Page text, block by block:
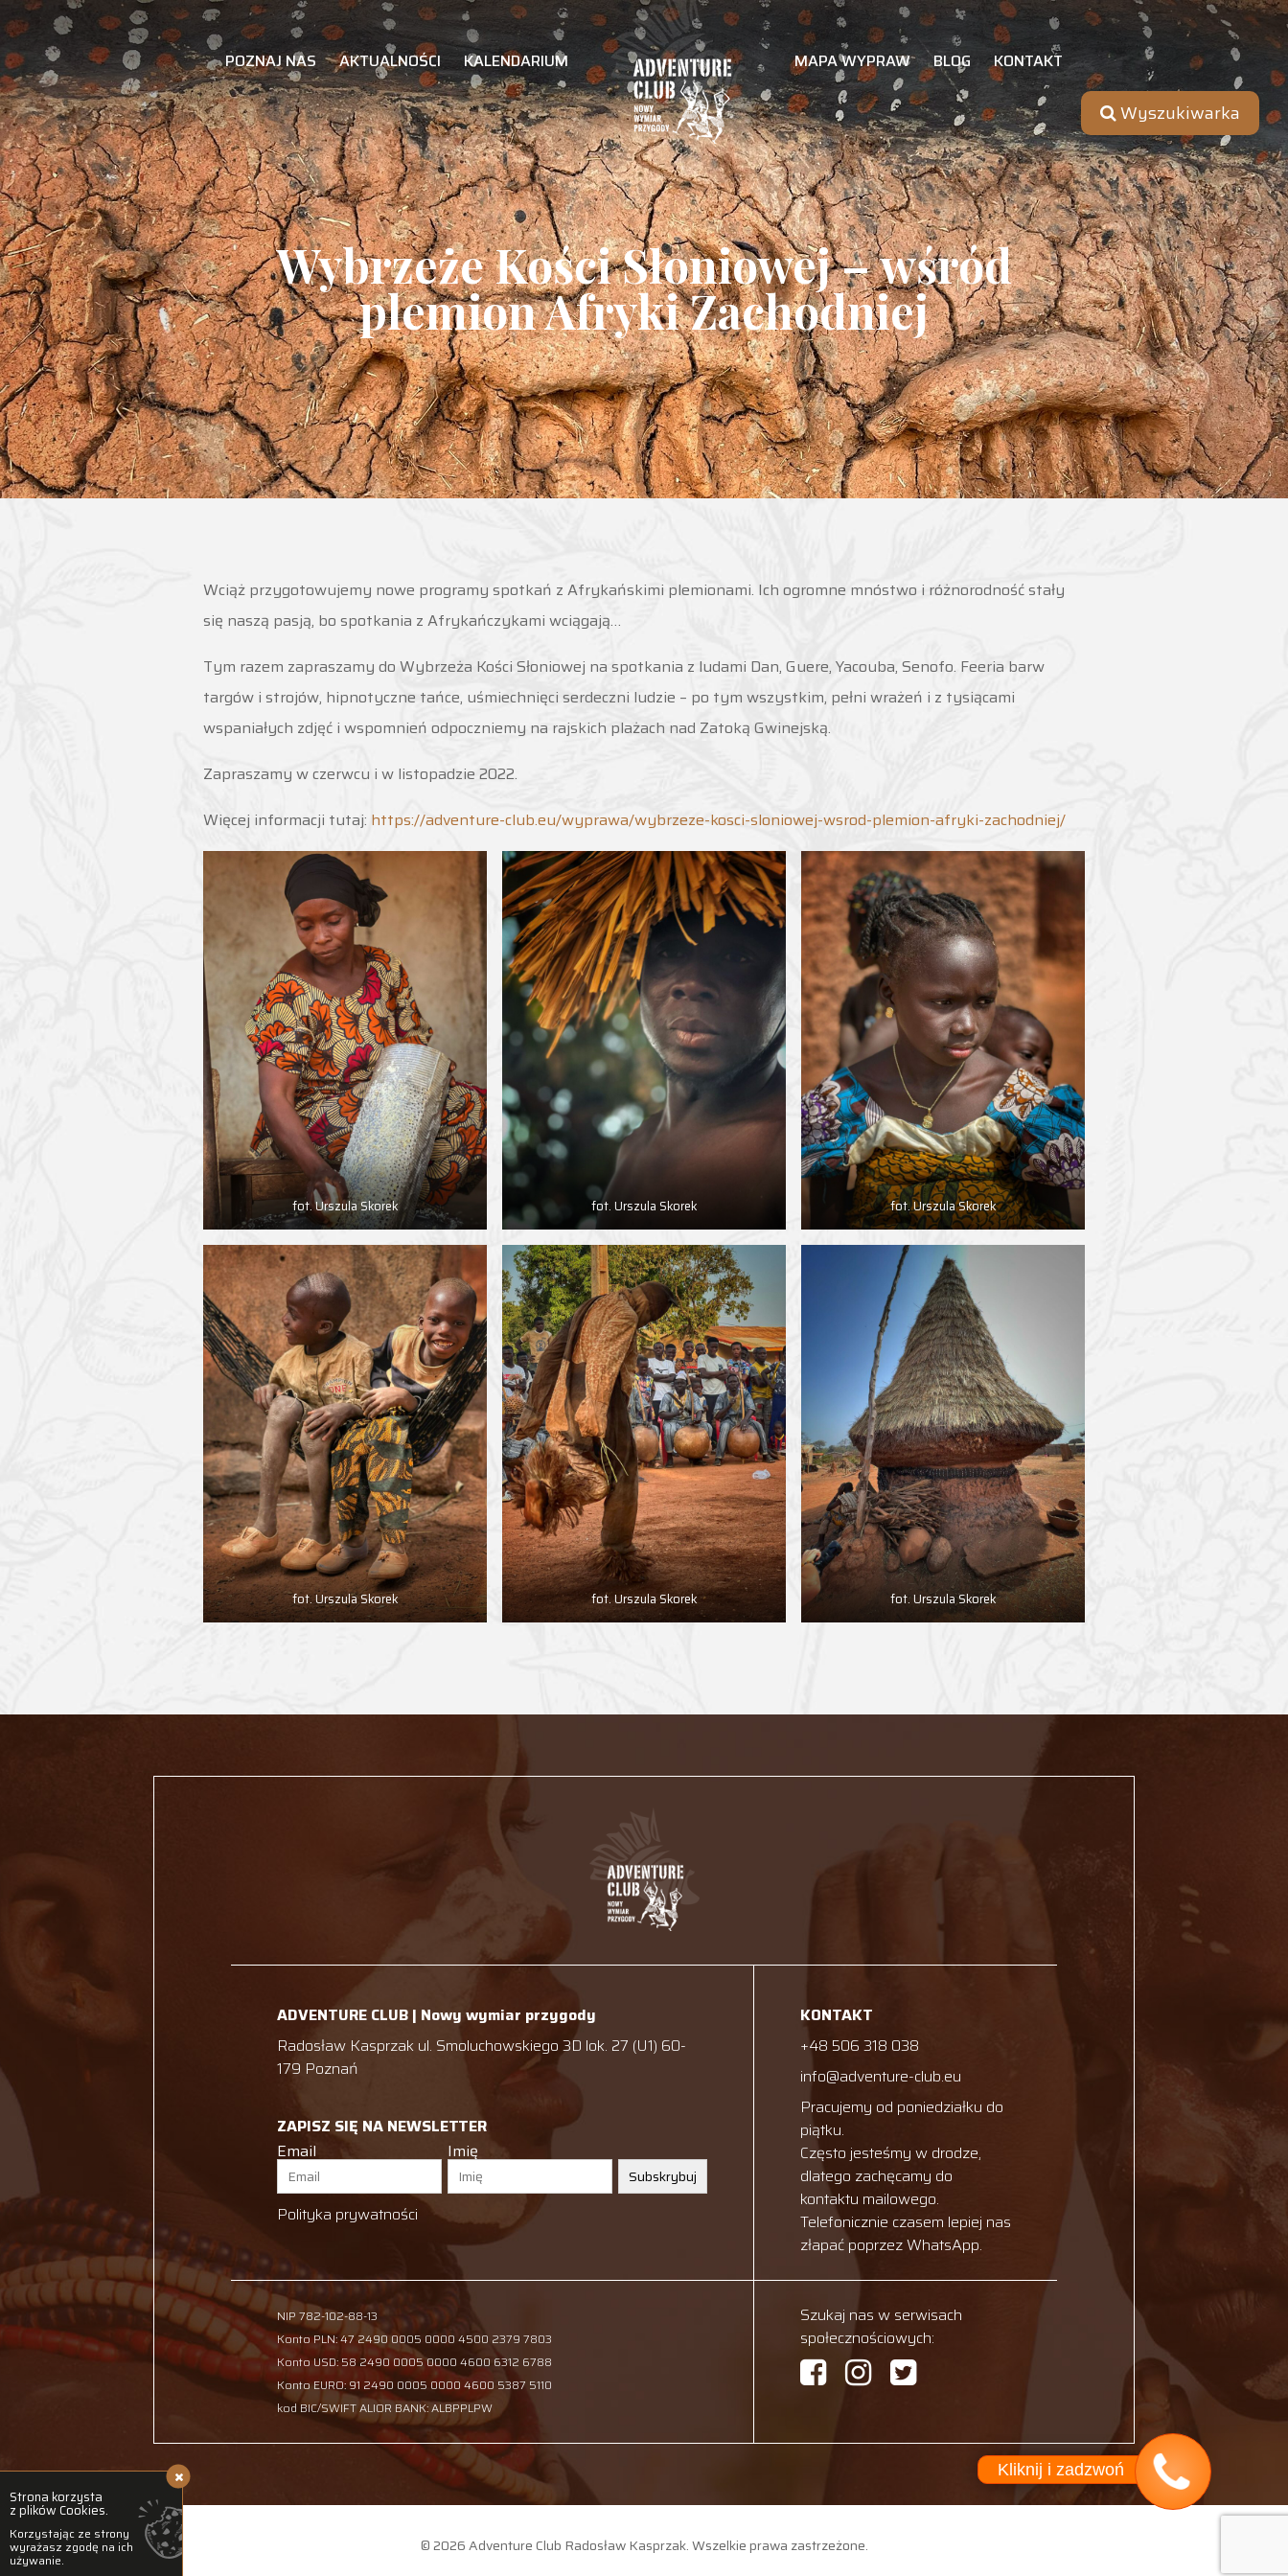
Wyszukiwarka
POZNAJ NAS AKTUALNOŚCI KALENDARIUM MAPA WYPRAW BLOG KONTAKT
Wybrzeże Kości Słoniowej – wśród
plemion Afryki Zachodniej
Wciąż przygotowujemy nowe programy spotkań z Afrykańskimi plemionami. Ich ogromne mnóstwo i różnorodność stały
się naszą pasją, bo spotkania z Afrykańczykami wciągają…
Tym razem zapraszamy do Wybrzeża Kości Słoniowej na spotkania z ludami Dan, Guere, Yacouba, Senofo. Feeria barw
targów i strojów, hipnotyczne tańce, uśmiechnięci serdeczni ludzie – po tym wszystkim, pełni wrażeń i z tysiącami
wspaniałych zdjęć i wspomnień odpoczniemy na rajskich plażach nad Zatoką Gwinejską.
Zapraszamy w czerwcu i w listopadzie 2022.
Więcej informacji tutaj: https://adventure-club.eu/wyprawa/wybrzeze-kosci-sloniowej-wsrod-plemion-afryki-zachodniej/
fot. Urszula Skorek fot. Urszula Skorek fot. Urszula Skorek
fot. Urszula Skorek fot. Urszula Skorek fot. Urszula Skorek
ADVENTURE CLUB | Nowy wymiar przygody
Radosław Kasprzak ul. Smoluchowskiego 3D lok. 27 (U1) 60-
179 Poznań
ZAPISZ SIĘ NA NEWSLETTER
Email
Imię
Subskrybuj
Polityka prywatności
KONTAKT
+48 506 318 038
info@adventure-club.eu
Pracujemy od poniedziałku do
piątku.
Często jesteśmy w drodze,
dlatego zachęcamy do
kontaktu mailowego.
Telefonicznie czasem lepiej nas
złapać poprzez WhatsApp.
NIP 782-102-88-13
Konto PLN: 47 2490 0005 0000 4500 2379 7803
Konto USD: 58 2490 0005 0000 4600 6312 6788
Konto EURO: 91 2490 0005 0000 4600 5387 5110
kod BIC/SWIFT ALIOR BANK: ALBPPLPW
Szukaj nas w serwisach
społecznościowych:
© 2026 Adventure Club Radosław Kasprzak. Wszelkie prawa zastrzeżone.
Kliknij i zadzwoń
Strona korzysta
z plików Cookies.
Korzystając ze strony
wyrażasz zgodę na ich
używanie.